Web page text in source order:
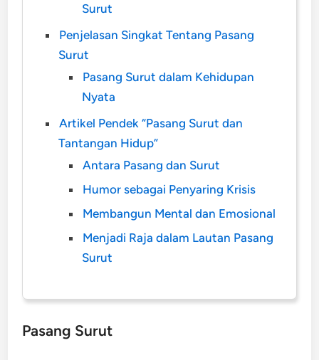
Surut
Penjelasan Singkat Tentang Pasang
Surut
Pasang Surut dalam Kehidupan
Nyata
Artikel Pendek “Pasang Surut dan
Tantangan Hidup”
Antara Pasang dan Surut
Humor sebagai Penyaring Krisis
Membangun Mental dan Emosional
Menjadi Raja dalam Lautan Pasang
Surut
Pasang Surut